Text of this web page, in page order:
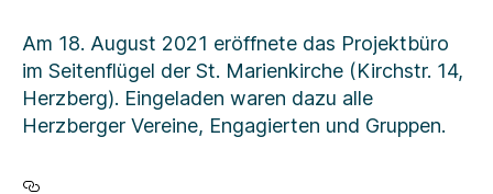
Am 18. August 2021 eröffnete das Projektbüro
im Seitenflügel der St. Marienkirche (Kirchstr. 14,
Herzberg). Eingeladen waren dazu alle
Herzberger Vereine, Engagierten und Gruppen.